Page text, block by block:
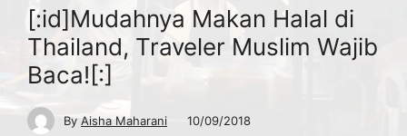
[:id]Mudahnya Makan Halal di
Thailand, Traveler Muslim Wajib
Baca![:]
By Aisha Maharani 10/09/2018